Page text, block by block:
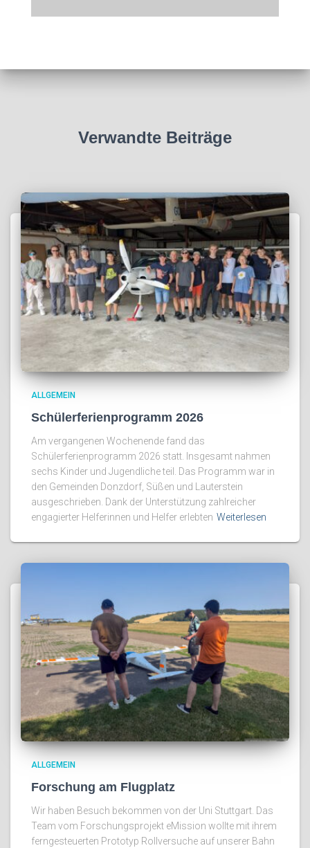
Verwandte Beiträge
ALLGEMEIN
Schülerferienprogramm 2026
Am vergangenen Wochenende fand das
Schülerferienprogramm 2026 statt. Insgesamt nahmen
sechs Kinder und Jugendliche teil. Das Programm war in
den Gemeinden Donzdorf, Süßen und Lauterstein
ausgeschrieben. Dank der Unterstützung zahlreicher
engagierter Helferinnen und Helfer erlebten Weiterlesen
ALLGEMEIN
Forschung am Flugplatz
Wir haben Besuch bekommen von der Uni Stuttgart. Das
Team vom Forschungsprojekt eMission wollte mit ihrem
ferngesteuerten Prototyp Rollversuche auf unserer Bahn